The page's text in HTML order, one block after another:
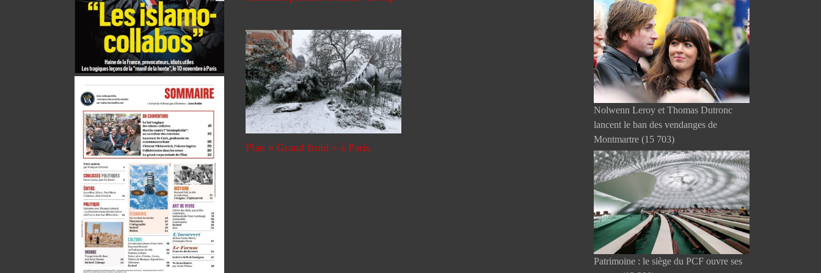
Plan « Grand froid » à Paris.
Nolwenn Leroy et Thomas Dutronc
lancent le ban des vendanges de
Montmartre (15 703)
Patrimoine : le siège du PCF ouvre ses